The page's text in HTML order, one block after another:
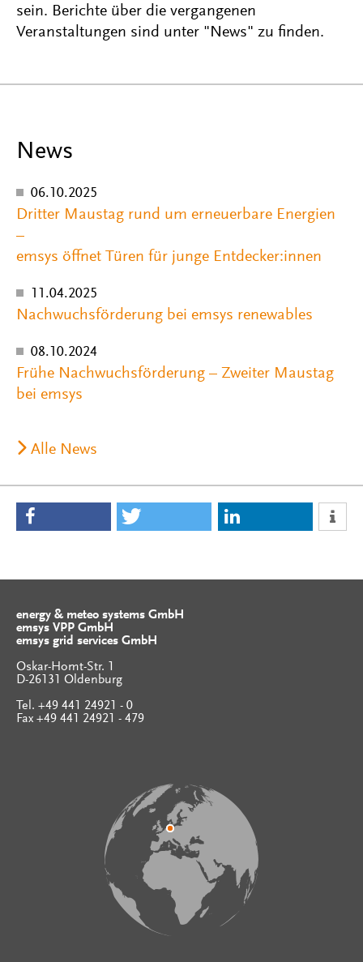
sein. Berichte über die vergangenen
Veranstaltungen sind unter "News" zu finden.
News
06.10.2025
Dritter Maustag rund um erneuerbare Energien
–
emsys öffnet Türen für junge Entdecker:innen
11.04.2025
Nachwuchsförderung bei emsys renewables
08.10.2024
Frühe Nachwuchsförderung – Zweiter Maustag
bei emsys
Alle News
energy & meteo systems GmbH
emsys VPP GmbH
emsys grid services GmbH
Oskar-Homt-Str. 1
D-26131 Oldenburg
Tel. +49 441 24921 - 0
Fax +49 441 24921 - 479